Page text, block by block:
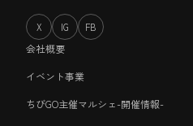
ジ
送
り
X IG FB
会社概要
イベント事業
ちびGO主催マルシェ-開催情報-